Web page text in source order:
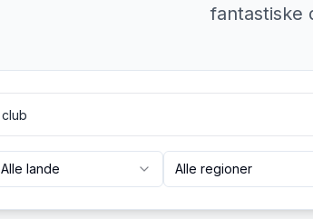
fantastiske
Alle lande Alle regioner